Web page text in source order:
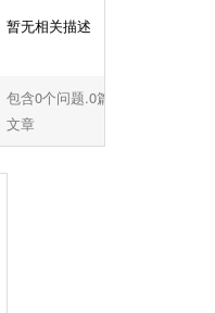
暂无相关描述
包含0个问题.0篇
文章